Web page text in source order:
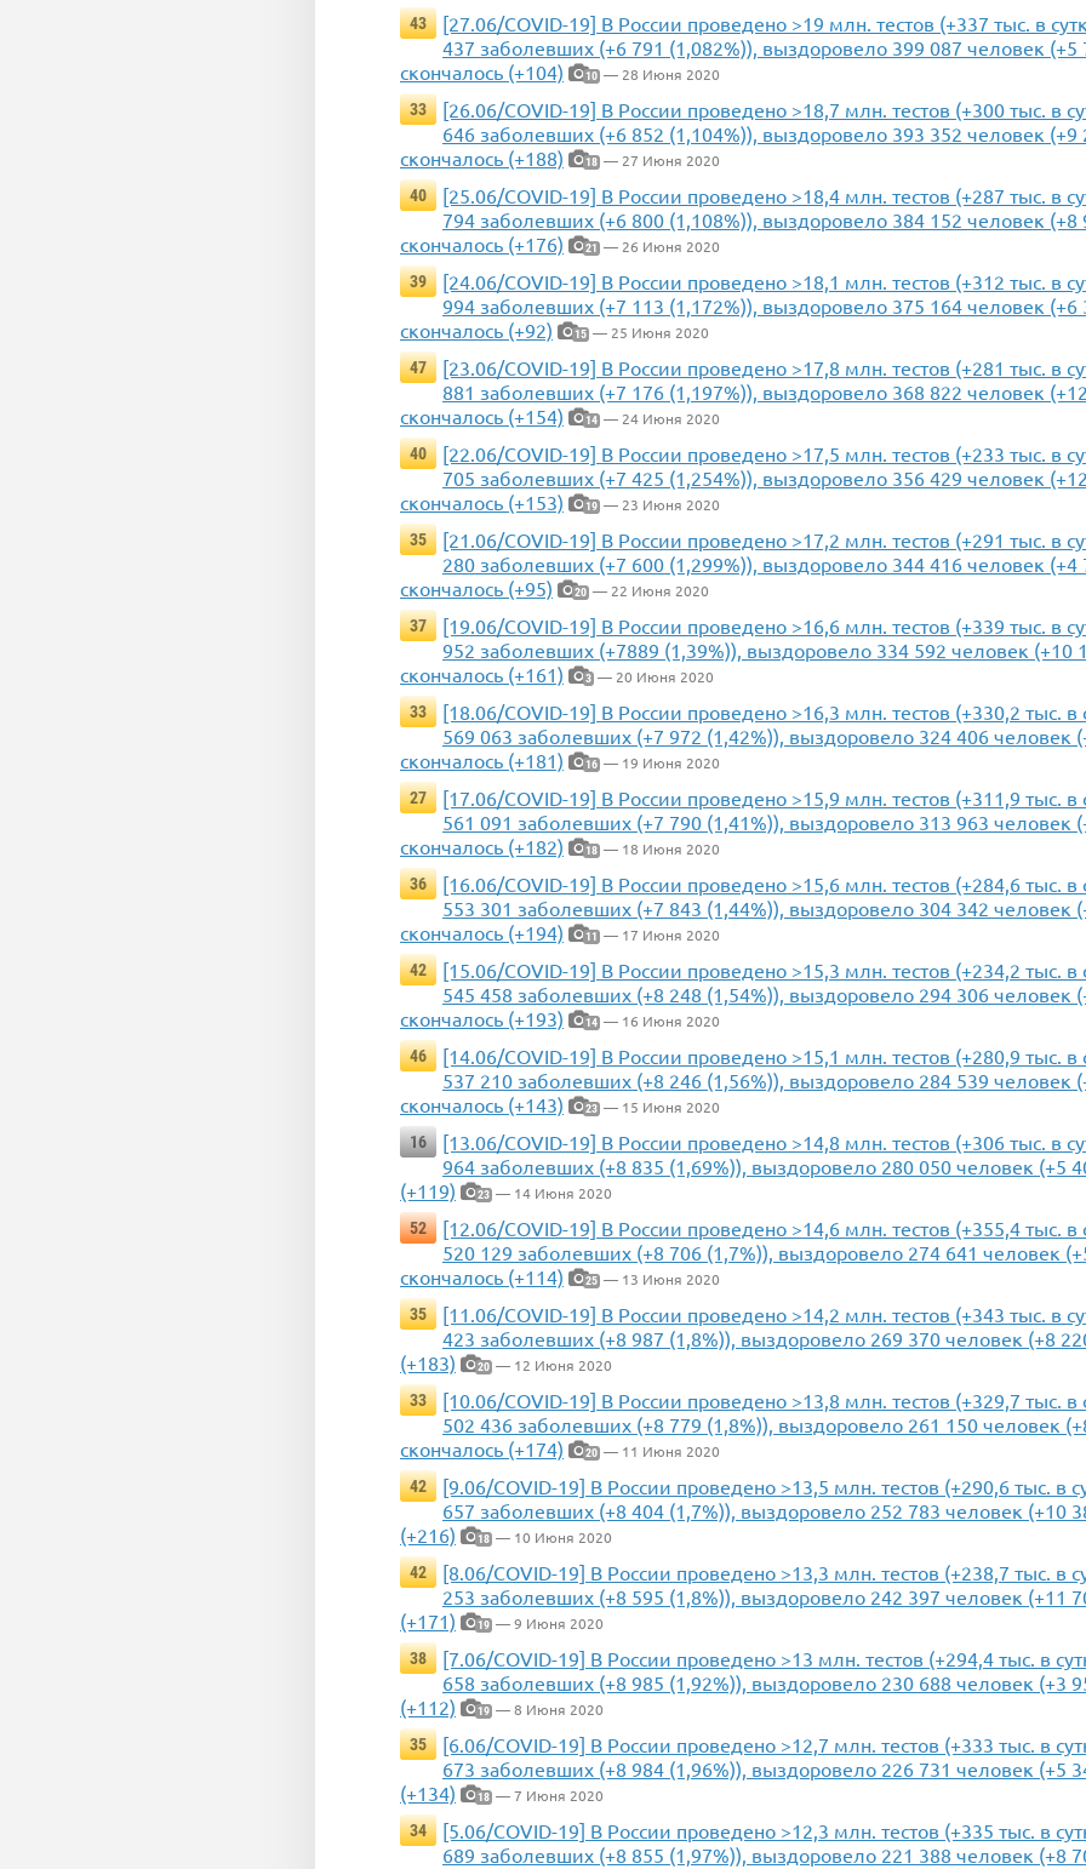
43
[27.06/COVID-19] В России проведено >19 млн. тестов (+337 тыс. в
437 заболевших (+6 791 (1,082%)), выздоровело 399 087 человек (+5
скончалось (+104)
10 — 28 Июня 2020
33
[26.06/COVID-19] В России проведено >18,7 млн. тестов (+300 тыс. в
646 заболевших (+6 852 (1,104%)), выздоровело 393 352 человек (+9
скончалось (+188)
18 — 27 Июня 2020
40
[25.06/COVID-19] В России проведено >18,4 млн. тестов (+287 тыс. в
794 заболевших (+6 800 (1,108%)), выздоровело 384 152 человек (+8
скончалось (+176)
21 — 26 Июня 2020
39
[24.06/COVID-19] В России проведено >18,1 млн. тестов (+312 тыс. в
994 заболевших (+7 113 (1,172%)), выздоровело 375 164 человек (+6
скончалось (+92)
15 — 25 Июня 2020
47
[23.06/COVID-19] В России проведено >17,8 млн. тестов (+281 тыс. в
881 заболевших (+7 176 (1,197%)), выздоровело 368 822 человек
скончалось (+154)
14 — 24 Июня 2020
40
[22.06/COVID-19] В России проведено >17,5 млн. тестов (+233 тыс. в
705 заболевших (+7 425 (1,254%)), выздоровело 356 429 человек
скончалось (+153)
19 — 23 Июня 2020
35
[21.06/COVID-19] В России проведено >17,2 млн. тестов (+291 тыс. в
280 заболевших (+7 600 (1,299%)), выздоровело 344 416 человек (+4
скончалось (+95)
20 — 22 Июня 2020
37
[19.06/COVID-19] В России проведено >16,6 млн. тестов (+339 тыс. в
952 заболевших (+7889 (1,39%)), выздоровело 334 592 человек (+10
скончалось (+161)
3 — 20 Июня 2020
33
[18.06/COVID-19] В России проведено >16,3 млн. тестов (+330,2 тыс.
569 063 заболевших (+7 972 (1,42%)), выздоровело 324 406 человек
скончалось (+181)
16 — 19 Июня 2020
27
[17.06/COVID-19] В России проведено >15,9 млн. тестов (+311,9 тыс.
561 091 заболевших (+7 790 (1,41%)), выздоровело 313 963 человек
скончалось (+182)
18 — 18 Июня 2020
36
[16.06/COVID-19] В России проведено >15,6 млн. тестов (+284,6 тыс.
553 301 заболевших (+7 843 (1,44%)), выздоровело 304 342 человек
скончалось (+194)
11 — 17 Июня 2020
42
[15.06/COVID-19] В России проведено >15,3 млн. тестов (+234,2 тыс.
545 458 заболевших (+8 248 (1,54%)), выздоровело 294 306 человек
скончалось (+193)
14 — 16 Июня 2020
46
[14.06/COVID-19] В России проведено >15,1 млн. тестов (+280,9 тыс.
537 210 заболевших (+8 246 (1,56%)), выздоровело 284 539 человек
скончалось (+143)
23 — 15 Июня 2020
16
[13.06/COVID-19] В России проведено >14,8 млн. тестов (+306 тыс. в
964 заболевших (+8 835 (1,69%)), выздоровело 280 050 человек (+5
(+119)
23 — 14 Июня 2020
52
[12.06/COVID-19] В России проведено >14,6 млн. тестов (+355,4 тыс.
520 129 заболевших (+8 706 (1,7%)), выздоровело 274 641 человек
скончалось (+114)
25 — 13 Июня 2020
35
[11.06/COVID-19] В России проведено >14,2 млн. тестов (+343 тыс. в
423 заболевших (+8 987 (1,8%)), выздоровело 269 370 человек (+8
(+183)
20 — 12 Июня 2020
33
[10.06/COVID-19] В России проведено >13,8 млн. тестов (+329,7 тыс.
502 436 заболевших (+8 779 (1,8%)), выздоровело 261 150 человек
скончалось (+174)
20 — 11 Июня 2020
42
[9.06/COVID-19] В России проведено >13,5 млн. тестов (+290,6 тыс. в
657 заболевших (+8 404 (1,7%)), выздоровело 252 783 человек (+10
(+216)
18 — 10 Июня 2020
42
[8.06/COVID-19] В России проведено >13,3 млн. тестов (+238,7 тыс. в
253 заболевших (+8 595 (1,8%)), выздоровело 242 397 человек (+11
(+171)
19 — 9 Июня 2020
38
[7.06/COVID-19] В России проведено >13 млн. тестов (+294,4 тыс. в
658 заболевших (+8 985 (1,92%)), выздоровело 230 688 человек (+3
(+112)
19 — 8 Июня 2020
35
[6.06/COVID-19] В России проведено >12,7 млн. тестов (+333 тыс. в
673 заболевших (+8 984 (1,96%)), выздоровело 226 731 человек (+5
(+134)
18 — 7 Июня 2020
34
[5.06/COVID-19] В России проведено >12,3 млн. тестов (+335 тыс. в
689 заболевших (+8 855 (1,97%)), выздоровело 221 388 человек (+8